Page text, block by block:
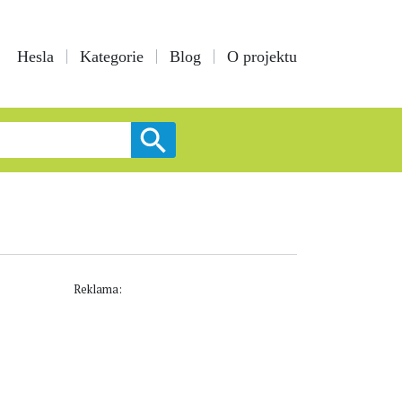
Hesla Kategorie Blog O projektu
Reklama: